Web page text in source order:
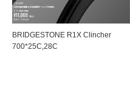
BRIDGESTONE R1X Clincher
700*25C,28C